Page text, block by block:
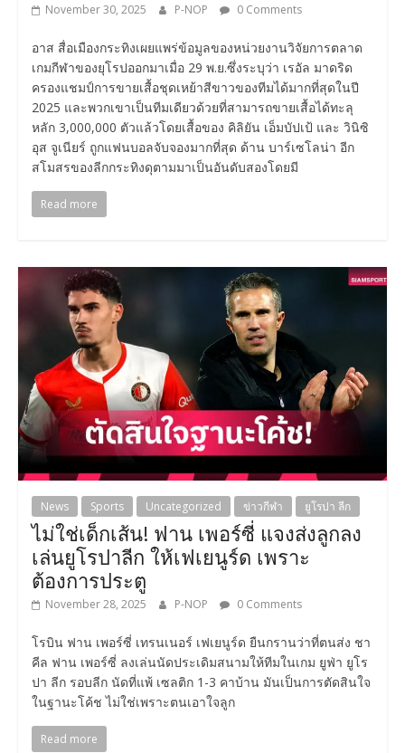
November 30, 2025 P-NOP 0 Comments
อาส สื่อเมืองกระทิงเผยแพร่ข้อมูลของหน่วยงานวิจัยการตลาด
เกมกีฬาของยุโรปออกมาเมื่อ 29 พ.ย.ซึ่งระบุว่า เรอัล มาดริด
ครองแชมป์การขายเสื้อชุดเหย้าสีขาวของทีมได้มากที่สุดในปี
2025 และพวกเขาเป็นทีมเดียวด้วยที่สามารถขายเสื้อได้ทะลุ
หลัก 3,000,000 ตัวแล้วโดยเสื้อของ คิลิยัน เอ็มบัปเป้ และ วินิซิ
อุส จูเนียร์ ถูกแฟนบอลจับจองมากที่สุด ด้าน บาร์เซโลน่า อีก
สโมสรของลีกกระทิงดุตามมาเป็นอันดับสองโดยมี
Read more
News Sports Uncategorized ข่าวกีฬา ยูโรปา ลีก
ไม่ใช่เด็กเส้น! ฟาน เพอร์ซี่ แจงส่งลูกลง
เล่นยูโรปาลีก ให้เฟเยนูร์ด เพราะ
ต้องการประตู
November 28, 2025 P-NOP 0 Comments
โรบิน ฟาน เพอร์ซี่ เทรนเนอร์ เฟเยนูร์ด ยืนกรานว่าที่ตนส่ง ชา
คีล ฟาน เพอร์ซี่ ลงเล่นนัดประเดิมสนามให้ทีมในเกม ยูฟ่า ยูโร
ปา ลีก รอบลีก นัดที่แพ้ เซลติก 1-3 คาบ้าน มันเป็นการตัดสินใจ
ในฐานะโค้ช ไม่ใช่เพราะตนเอาใจลูก
Read more